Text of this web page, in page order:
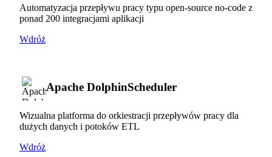
Automatyzacja przepływu pracy typu open-source no-code z
ponad 200 integracjami aplikacji
Wdróż
Apache DolphinScheduler
Wizualna platforma do orkiestracji przepływów pracy dla
dużych danych i potoków ETL
Wdróż